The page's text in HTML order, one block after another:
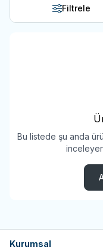
Filtrele
Bu listede şu anda
Kurumsal